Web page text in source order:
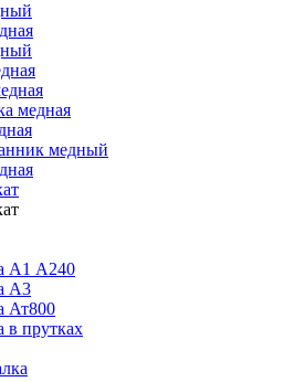
медная
медный
А1 А240
А3
Ат800
в прутках